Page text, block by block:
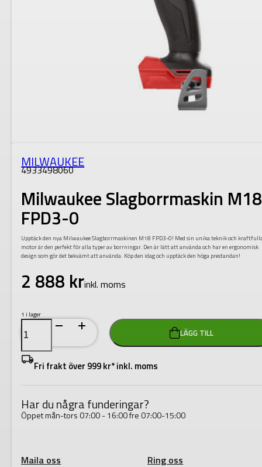
MILWAUKEE
4933498060
Milwaukee Slagborrmaskin M18
FPD3-0
Upptäck den nya Milwaukee Slagborrmaskinen M18 FPD3-0! Med sin unika teknik och
motor är den perfekt för alla typer av borrningar. Den är lätt att använda och har en ergonomisk
design som gör det bekvämt att använda. Köp den idag och upptäck den höga prestandan!
2 888 krinkl. moms
1 i lager
Milwaukee
Slagborrmaskin
M18
FPD3-
0
mängd
LÄGG TILL
Fri frakt över 999 kr* inkl. moms
Har du några funderingar?
Öppet mån-tors 07:00 - 16:00 fre 07:00-15:00
Maila oss Ring oss